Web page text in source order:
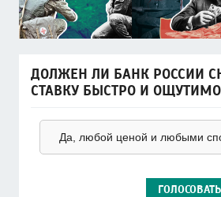
ДОЛЖЕН ЛИ БАНК РОССИИ
СТАВКУ БЫСТРО И
ГОЛОСОВАТЬ